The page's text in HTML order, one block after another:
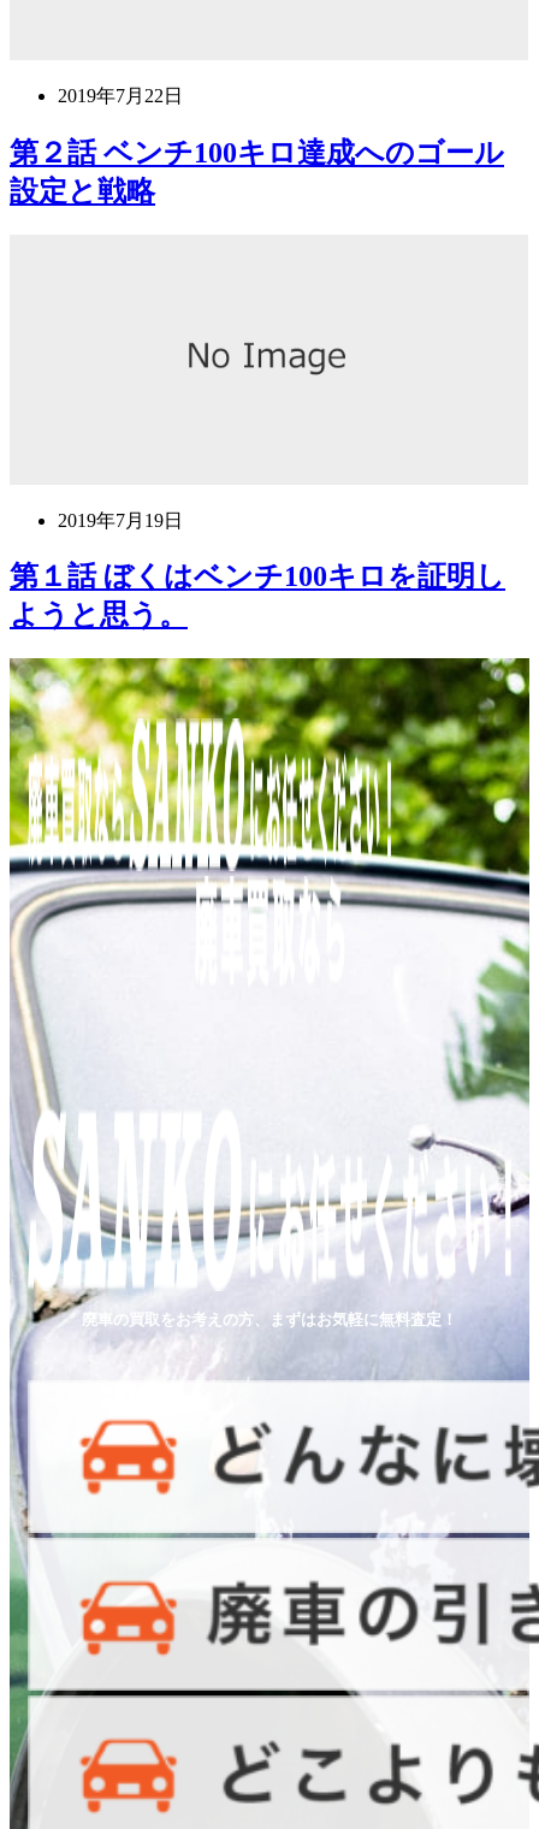
2019年7月22日
第２話 ベンチ100キロ達成へのゴール
設定と戦略
2019年7月19日
第１話 ぼくはベンチ100キロを証明し
ようと思う。
廃車の買取をお考えの方、まずはお気軽に無料査定！